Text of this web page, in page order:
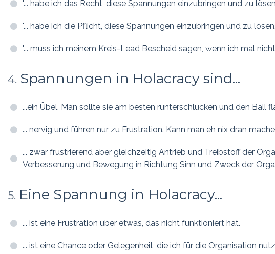
"... habe ich das Recht, diese Spannungen einzubringen und zu
"... habe ich die Pflicht, diese Spannungen einzubringen und zu
"... muss ich meinem Kreis-Lead Bescheid sagen, wenn ich mal
4. Spannungen in Holacracy sind...
...ein Übel. Man sollte sie am besten runterschlucken und den Ball
... nervig und führen nur zu Frustration. Kann man eh nix dran
... zwar frustrierend aber gleichzeitig Antrieb und Treibstoff der
Verbesserung und Bewegung in Richtung Sinn und Zweck der
5. Eine Spannung in Holacracy...
... ist eine Frustration über etwas, das nicht funktioniert hat.
... ist eine Chance oder Gelegenheit, die ich für die Organisation